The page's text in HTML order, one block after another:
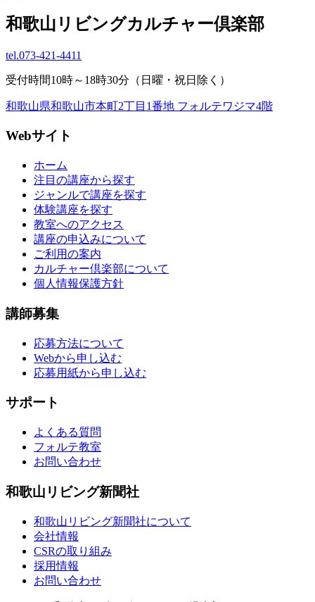
和歌山リビングカルチャー倶楽部
tel.073-421-4411
受付時間10時～18時30分（日曜・祝日除く）
和歌山県和歌山市本町2丁目1番地 フォルテワジマ4階
Webサイト
ホーム
注目の講座から探す
ジャンルで講座を探す
体験講座を探す
教室へのアクセス
講座の申込みについて
ご利用の案内
カルチャー倶楽部について
個人情報保護方針
講師募集
応募方法について
Webから申し込む
応募用紙から申し込む
サポート
よくある質問
フォルテ教室
お問い合わせ
和歌山リビング新聞社
和歌山リビング新聞社について
会社情報
CSRの取り組み
採用情報
お問い合わせ